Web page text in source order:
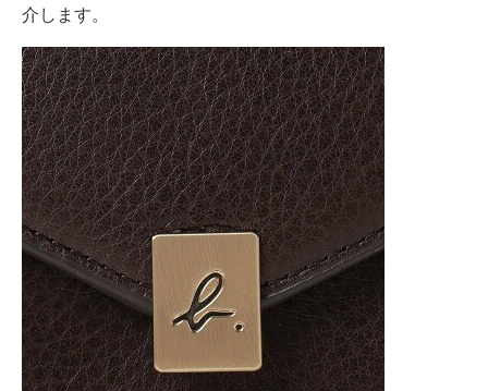
メディア
注目記事を集めた総合ページ
ITの今と未来を見通す
スマホと通信の最新トレンド
進化するPCとデバイスの未来
好きが集まる 比べて選べる
ビジネスと働き方のヒント
AI活用のいまが分かる
介します。